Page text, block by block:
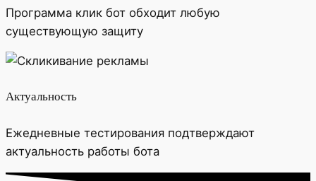
Программа клик бот обходит любую
существующую защиту
Актуальность
Ежедневные тестирования подтверждают
актуальность работы бота